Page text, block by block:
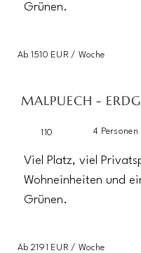
Grünen.
Ab 1510 EUR / Woche
MALPUECH -
110 4 Personen
Viel Platz, viel
Wohneinheiten und
Grünen.
Ab 2191 EUR / Woche